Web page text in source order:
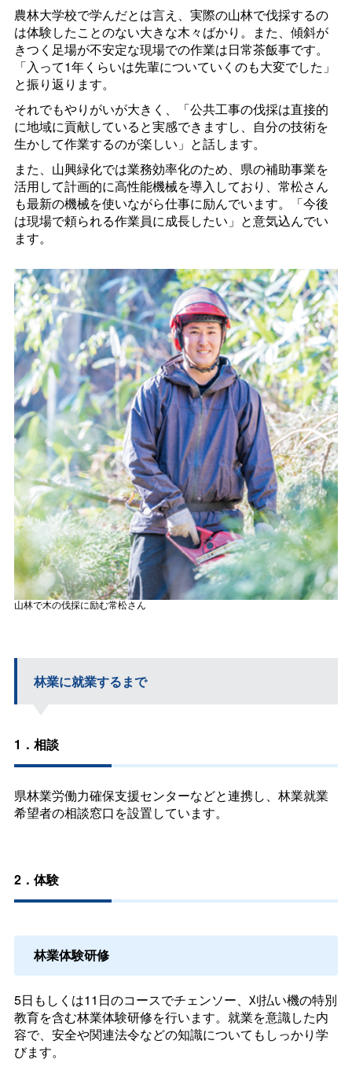
農林大学校で学んだとは言え、実際の山林で伐採するの
は体験したことのない大きな木々ばかり。また、傾斜が
きつく足場が不安定な現場での作業は日常茶飯事です。
「入って1年くらいは先輩についていくのも大変でした」
と振り返ります。
それでもやりがいが大きく、「公共工事の伐採は直接的
に地域に貢献していると実感できますし、自分の技術を
生かして作業するのが楽しい」と話します。
また、山興緑化では業務効率化のため、県の補助事業を
活用して計画的に高性能機械を導入しており、常松さん
も最新の機械を使いながら仕事に励んでいます。「今後
は現場で頼られる作業員に成長したい」と意気込んでい
ます。
山林で木の伐採に励む常松さん
林業に就業するまで
1．相談
県林業労働力確保支援センターなどと連携し、林業就業
希望者の相談窓口を設置しています。
2．体験
林業体験研修
5日もしくは11日のコースでチェンソー、刈払い機の特別
教育を含む林業体験研修を行います。就業を意識した内
容で、安全や関連法令などの知識についてもしっかり学
びます。